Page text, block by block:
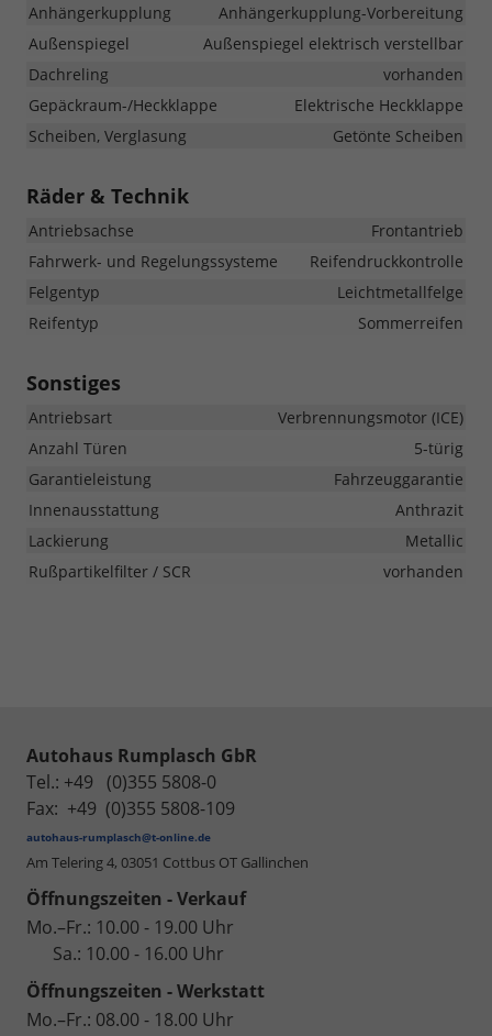
Anhängerkupplung
Anhängerkupplung-Vorbereitung
Außenspiegel
Außenspiegel elektrisch verstellbar
Dachreling
vorhanden
Gepäckraum-/Heckklappe
Elektrische Heckklappe
Scheiben, Verglasung
Getönte Scheiben
Räder & Technik
Antriebsachse
Frontantrieb
Fahrwerk- und Regelungssysteme
Reifendruckkontrolle
Felgentyp
Leichtmetallfelge
Reifentyp
Sommerreifen
Sonstiges
Antriebsart
Verbrennungsmotor (ICE)
Anzahl Türen
5-türig
Garantieleistung
Fahrzeuggarantie
Innenausstattung
Anthrazit
Lackierung
Metallic
Rußpartikelfilter / SCR
vorhanden
Autohaus Rumplasch GbR
Tel.: +49 (0)355 5808-0
Fax: +49 (0)355 5808-109
autohaus-rumplasch@t-online.de
Am Telering 4, 03051 Cottbus OT Gallinchen
Öffnungszeiten - Verkauf
Mo.–Fr.: 10.00 - 19.00 Uhr
Sa.: 10.00 - 16.00 Uhr
Öffnungszeiten - Werkstatt
Mo.–Fr.: 08.00 - 18.00 Uhr